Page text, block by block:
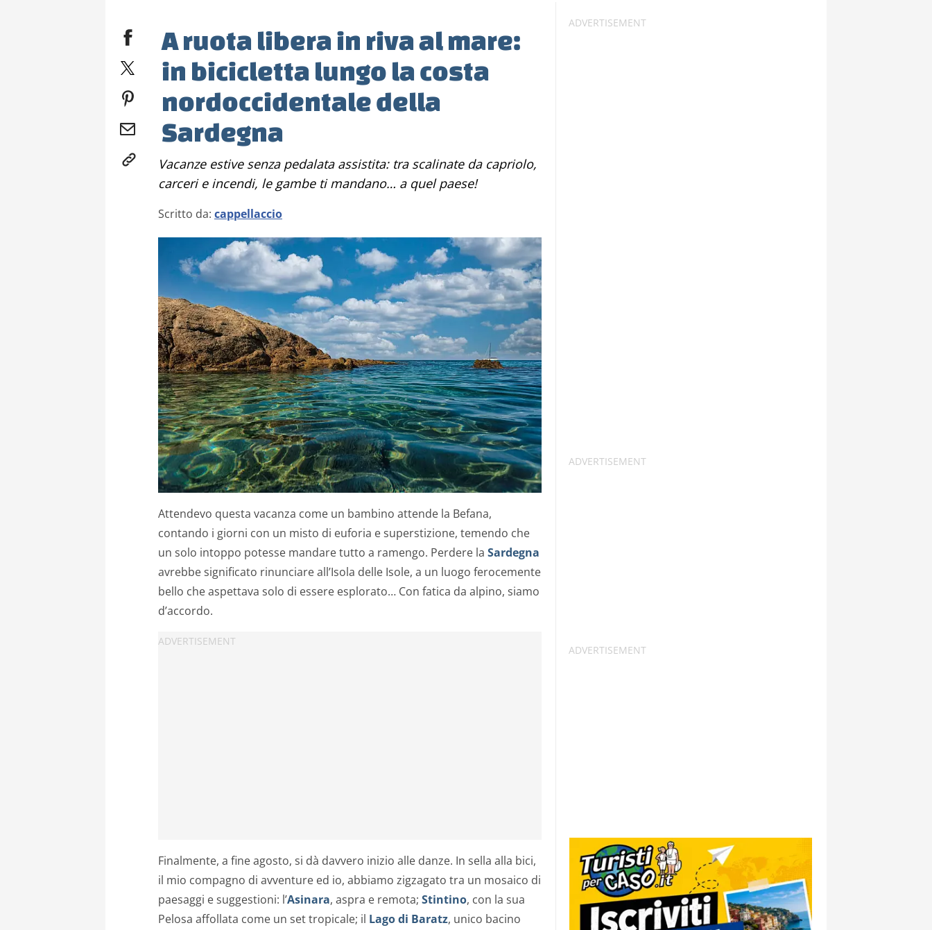
A ruota libera in riva al mare:
in bicicletta lungo la costa
nordoccidentale della
Sardegna
Vacanze estive senza pedalata assistita: tra scalinate da capriolo,
carceri e incendi, le gambe ti mandano… a quel paese!
Scritto da: cappellaccio
Attendevo questa vacanza come un bambino attende la Befana,
contando i giorni con un misto di euforia e superstizione, temendo che
un solo intoppo potesse mandare tutto a ramengo. Perdere la Sardegna
avrebbe significato rinunciare all’Isola delle Isole, a un luogo ferocemente
bello che aspettava solo di essere esplorato… Con fatica da alpino, siamo
d’accordo.
Finalmente, a fine agosto, si dà davvero inizio alle danze. In sella alla bici,
il mio compagno di avventure ed io, abbiamo zigzagato tra un mosaico di
paesaggi e suggestioni: l’Asinara, aspra e remota; Stintino, con la sua
Pelosa affollata come un set tropicale; il Lago di Baratz, unico bacino